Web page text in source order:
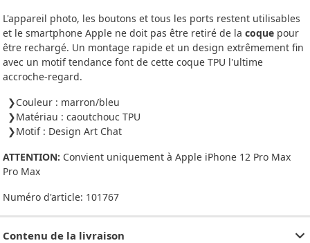
L'appareil photo, les boutons et tous les ports restent utilisables
et le smartphone Apple ne doit pas être retiré de la coque pour
être rechargé. Un montage rapide et un design extrêmement fin
avec un motif tendance font de cette coque TPU l'ultime
accroche-regard.
Couleur : marron/bleu
Matériau : caoutchouc TPU
Motif : Design Art Chat
ATTENTION: Convient uniquement à Apple iPhone 12 Pro Max
Pro Max
Numéro d'article: 101767
Contenu de la livraison